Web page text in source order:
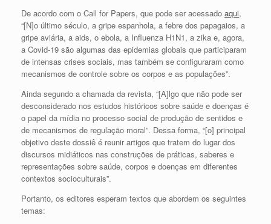
De acordo com o Call for Papers, que pode ser acessado aqui,
“[N]o último século, a gripe espanhola, a febre dos papagaios, a
gripe aviária, a aids, o ebola, a Influenza H1N1, a zika e, agora,
a Covid-19 são algumas das epidemias globais que participaram
de intensas crises sociais, mas também se configuraram como
mecanismos de controle sobre os corpos e as populações”.
Ainda segundo a chamada da revista, “[A]lgo que não pode ser
desconsiderado nos estudos históricos sobre saúde e doenças é
o papel da mídia no processo social de produção de sentidos e
de mecanismos de regulação moral”. Dessa forma, “[o] principal
objetivo deste dossiê é reunir artigos que tratem do lugar dos
discursos midiáticos nas construções de práticas, saberes e
representações sobre saúde, corpos e doenças em diferentes
contextos socioculturais”.
Portanto, os editores esperam textos que abordem os seguintes
temas: